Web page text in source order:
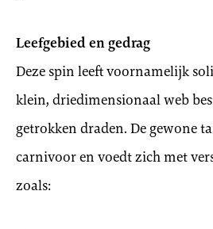
Leefgebied en gedrag
Deze spin leeft voornamelijk
klein, driedimensionaal web
getrokken draden. De gewone
carnivoor en voedt zich met
zoals: